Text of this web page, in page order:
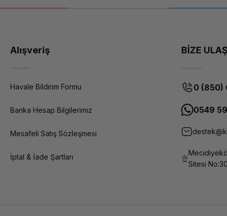
Alışveriş
Havale Bildirim Formu
Banka Hesap Bilgilerimiz
Mesafeli Satış Sözleşmesi
İptal & İade Şartları
BİZE
0 (850)
0549
Sitesi